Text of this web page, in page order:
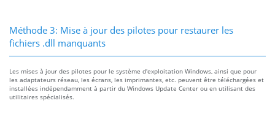
Méthode 3: Mise à jour des pilotes pour restaurer les
fichiers .dll manquants
Les mises à jour des pilotes pour le système d'exploitation Windows, ainsi que pour
les adaptateurs réseau, les écrans, les imprimantes, etc. peuvent être téléchargées et
installées indépendamment à partir du Windows Update Center ou en utilisant des
utilitaires spécialisés.